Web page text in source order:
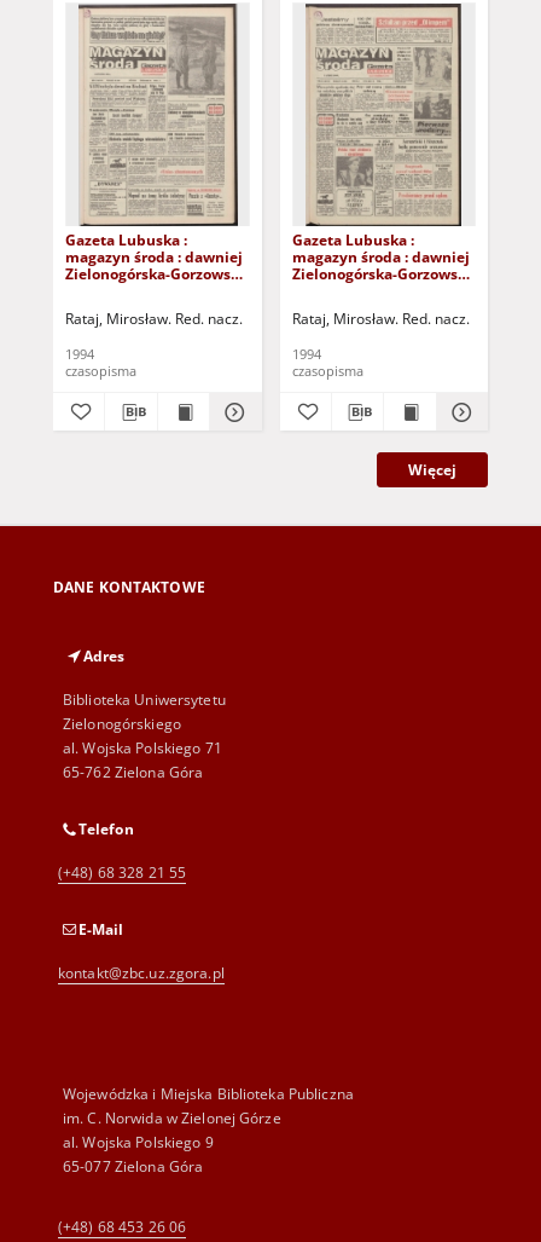
Gazeta Lubuska :
magazyn środa : dawniej
Zielonogórska-Gorzowska
1
Rataj, Mirosław. Red. nacz.
1994
czasopisma
Gazeta Lubuska :
magazyn środa : dawniej
Zielonogórska-Gorzowska
Rataj, Mirosław. Red. nacz.
1994
czasopisma
Więcej
DANE KONTAKTOWE
Adres
Biblioteka Uniwersytetu
Zielonogórskiego
al. Wojska Polskiego 71
65-762 Zielona Góra
Telefon
(+48) 68 328 21 55
E-Mail
kontakt@zbc.uz.zgora.pl
Wojewódzka i Miejska Biblioteka Publiczna
im. C. Norwida w Zielonej Górze
al. Wojska Polskiego 9
65-077 Zielona Góra
(+48) 68 453 26 06